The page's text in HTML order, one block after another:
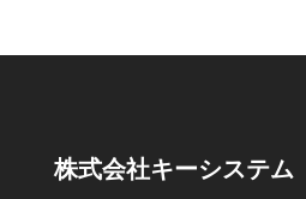
株式会社キーシステム